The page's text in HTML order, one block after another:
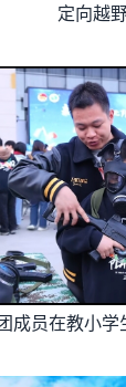
定向越
成员在教小学